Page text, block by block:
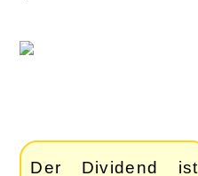
Der Dividend ist